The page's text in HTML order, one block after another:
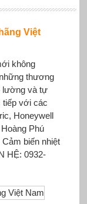
Việt
không
thương
lường và tự
tiếp với các
Honeywell
Phú
biến nhiệt
HỆ: 0932-